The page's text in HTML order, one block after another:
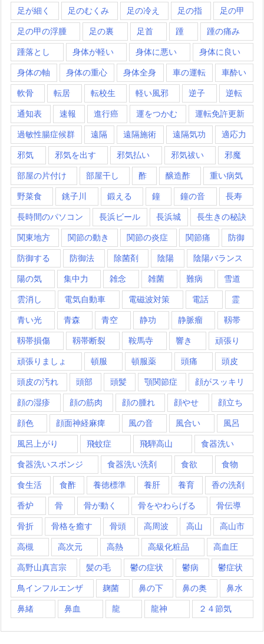
足が細く 足のむくみ 足の冷え 足の指 足の甲
足の甲の浮腫 足の裏 足首 踵 踵の痛み
踵落とし 身体が軽い 身体に悪い 身体に良い
身体の軸 身体の重心 身体全身 車の運転 車酔い
軟骨 転居 転校生 軽い風邪 逆子 逆転
通知表 速報 進行癌 運をつかむ 運転免許更新
過敏性腸症候群 遠隔 遠隔施術 遠隔気功 適応力
邪気 邪気を出す 邪気払い 邪気祓い 邪魔
部屋の片付け 部屋干し 酢 醸造酢 重い病気
野菜食 銚子川 鍛える 鐘 鐘の音 長寿
長時間のパソコン 長浜ビール 長浜城 長生きの秘訣
関東地方 関節の動き 関節の炎症 関節痛 防御
防御する 防御法 除菌剤 陰陽 陰陽バランス
陽の気 集中力 雑念 雑菌 難病 雪道
雲消し 電気自動車 電磁波対策 電話 霊
青い光 青森 青空 静功 静脈瘤 靱帯
靱帯損傷 靱帯断裂 鞍馬寺 響き 頑張り
頑張りましょ 頓服 頓服薬 頭痛 頭皮
頭皮の汚れ 頭部 頭髪 顎関節症 顔がスッキリ
顔の湿疹 顔の筋肉 顔の腫れ 顔やせ 顔立ち
顔色 顔面神経麻痺 風の音 風合い 風呂
風呂上がり 飛蚊症 飛騨高山 食器洗い
食器洗いスポンジ 食器洗い洗剤 食欲 食物
食生活 食酢 養徳標準 養肝 養育 香の洗剤
香炉 骨 骨が動く 骨をやわらげる 骨伝導
骨折 骨格を癒す 骨頭 高周波 高山 高山市
高槻 高次元 高熱 高級化粧品 高血圧
高野山真言宗 髪の毛 鬱の症状 鬱病 鬱症状
鳥インフルエンザ 麹菌 鼻の下 鼻の奥 鼻水
鼻緒 鼻血 龍 龍神 ２４節気